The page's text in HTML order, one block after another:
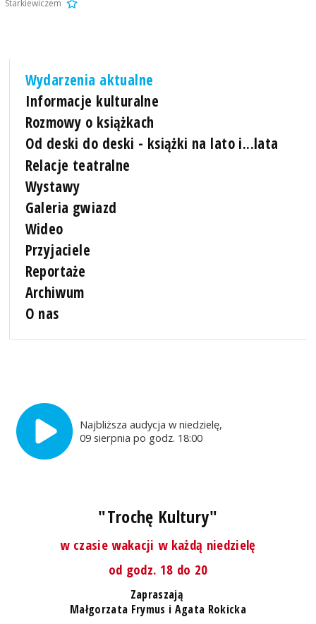
Starkiewiczem
Wydarzenia aktualne
Informacje kulturalne
Rozmowy o książkach
Od deski do deski - książki na lato i...lata
Relacje teatralne
Wystawy
Galeria gwiazd
Wideo
Przyjaciele
Reportaże
Archiwum
O nas
Najbliższa audycja w niedzielę,
09 sierpnia po godz. 18:00
"Trochę Kultury"
w czasie wakacji w każdą niedzielę
od godz. 18 do 20
Zapraszają
Małgorzata Frymus i Agata Rokicka